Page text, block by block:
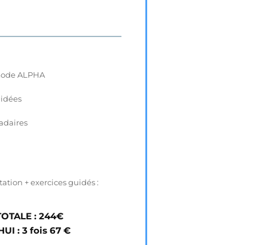
ALPHA
+ exercices guidés :
: 244€
: 3 fois 67 €